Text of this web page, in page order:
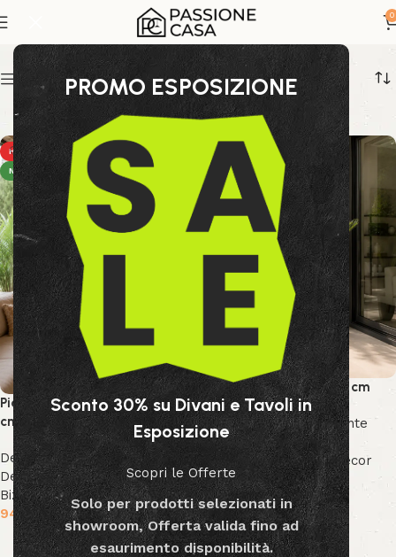
PROMO ESPOSIZIONE
Sconto 30% su Divani e Tavoli in
Esposizione
Scopri le Offerte
Solo per prodotti selezionati in
showroom, Offerta valida fino ad
esaurimento disponibilità.
0
ornamentale
Show sidebar
HOT
NEW
Pianta Gynerium Pampas 120
cm
Decor & Accessori ,Piante
Decorative,Collezione
Bizzotto,Collezione Decor
94.99 €
Aggiungi al carrello
HOT
NEW
Pianta Palma Cycas 120 cm
Decor & Accessori ,Piante
Decorative,
Collezione
Bizzotto , Collezione Decor
189.99
€
Aggiungi al carrello